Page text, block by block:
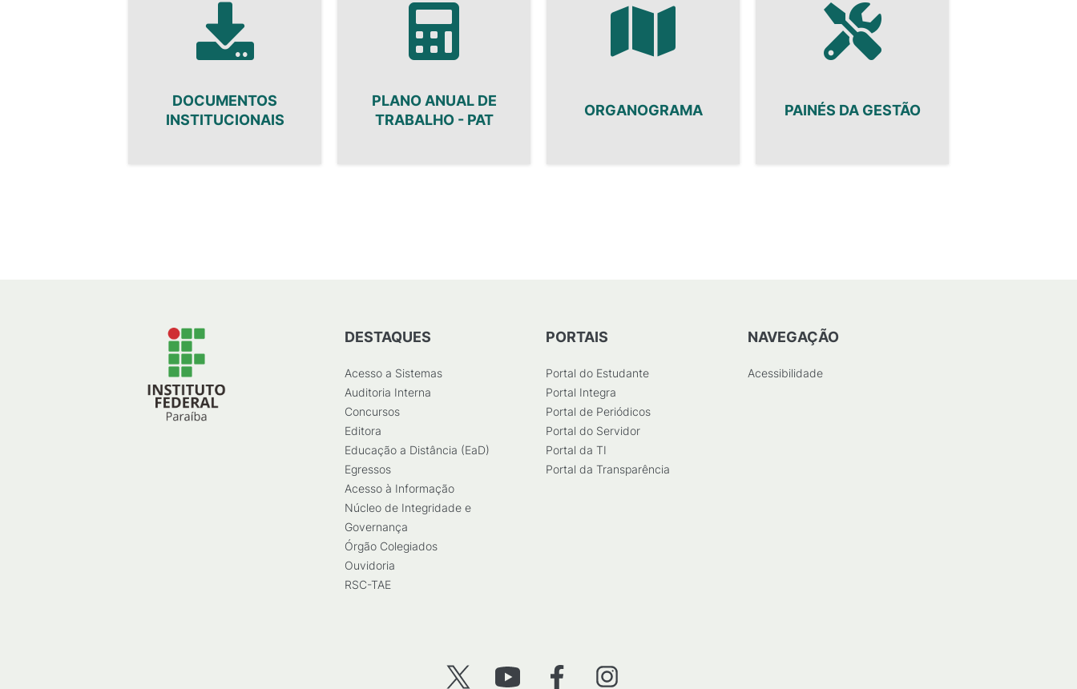
DOCUMENTOS
INSTITUCIONAIS
PLANO ANUAL DE
TRABALHO - PAT
ORGANOGRAMA PAINÉS DA GESTÃO
DESTAQUES
Acesso a Sistemas
Auditoria Interna
Concursos
Editora
Educação a Distância (EaD)
Egressos
Acesso à Informação
Núcleo de Integridade e
Governança
Órgão Colegiados
Ouvidoria
RSC-TAE
PORTAIS
Portal do Estudante
Portal Integra
Portal de Periódicos
Portal do Servidor
Portal da TI
Portal da Transparência
NAVEGAÇÃO
Acessibilidade